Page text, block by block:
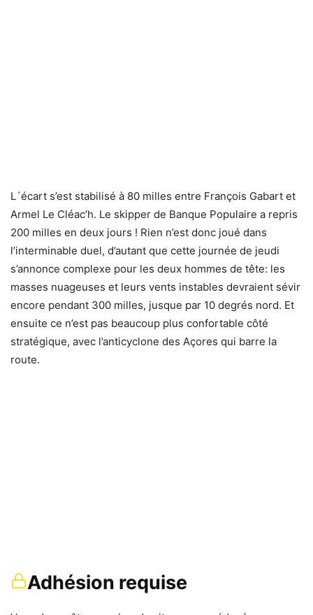
L´écart s’est stabilisé à 80 milles entre François Gabart et
Armel Le Cléac’h. Le skipper de Banque Populaire a repris
200 milles en deux jours ! Rien n’est donc joué dans
l’interminable duel, d’autant que cette journée de jeudi
s’annonce complexe pour les deux hommes de tête: les
masses nuageuses et leurs vents instables devraient sévir
encore pendant 300 milles, jusque par 10 degrés nord. Et
ensuite ce n’est pas beaucoup plus confortable côté
stratégique, avec l’anticyclone des Açores qui barre la
route.
Adhésion requise